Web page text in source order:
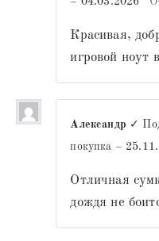
Красивая,
игровой ноут
Александр ✓
покупка –
Отличная
дождя не